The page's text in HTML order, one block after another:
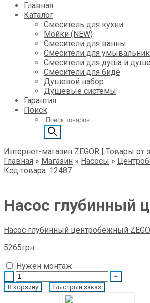
Главная
Каталог
Смеситель для кухни
Мойки (NEW)
Смесители для ванны
Смесители для
Смесители для душа и
Смесители для биде
Душевой набор
Душевые системы
Гарантия
Поиск
Поиск
товаров
Интернет-магазин ZEGOR | Товары от
Главная » Магазин » Насосы »
Код товара: 12487
Насос глубинный
Насос глубинный центробежный
5265грн.
Нужен монтаж
Quantity
В корзину Быстрый заказ